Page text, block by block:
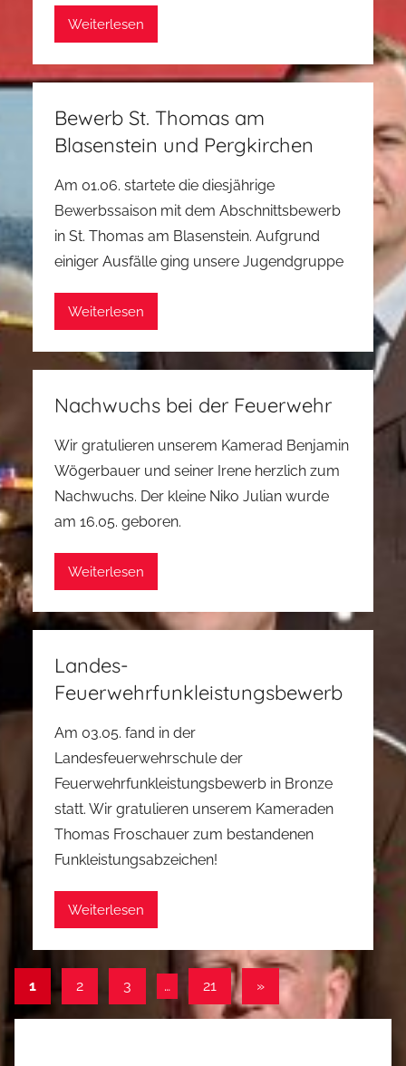
Weiterlesen
Bewerb St. Thomas am
Blasenstein und Pergkirchen
Am 01.06. startete die diesjährige
Bewerbssaison mit dem Abschnittsbewerb
in St. Thomas am Blasenstein. Aufgrund
einiger Ausfälle ging unsere Jugendgruppe
Weiterlesen
Nachwuchs bei der Feuerwehr
Wir gratulieren unserem Kamerad Benjamin
Wögerbauer und seiner Irene herzlich zum
Nachwuchs. Der kleine Niko Julian wurde
am 16.05. geboren.
Weiterlesen
Landes-
Feuerwehrfunkleistungsbewerb
Am 03.05. fand in der
Landesfeuerwehrschule der
Feuerwehrfunkleistungsbewerb in Bronze
statt. Wir gratulieren unserem Kameraden
Thomas Froschauer zum bestandenen
Funkleistungsabzeichen!
Weiterlesen
Seitennummerierung
der
1 2 3 … 21
Nächste
Beiträge
»